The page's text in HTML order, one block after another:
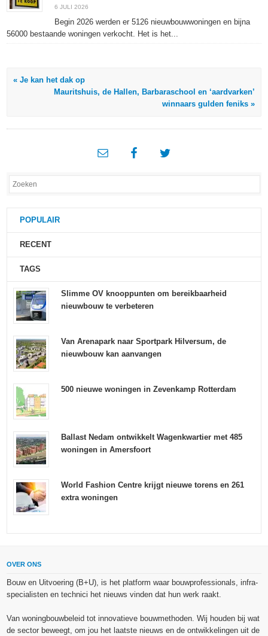
6 JULI 2026
Begin 2026 werden er 5126 nieuwbouwwoningen en bijna
56000 bestaande woningen verkocht. Het is het...
« Je kan het dak op
Mauritshuis, de Hallen, Barbaraschool en ‘aardvarken’
winnaars gulden feniks »
POPULAIR
RECENT
TAGS
Slimme OV knooppunten om bereikbaarheid
nieuwbouw te verbeteren
Van Arenapark naar Sportpark Hilversum, de
nieuwbouw kan aanvangen
500 nieuwe woningen in Zevenkamp Rotterdam
Ballast Nedam ontwikkelt Wagenkwartier met 485
woningen in Amersfoort
World Fashion Centre krijgt nieuwe torens en 261
extra woningen
OVER ONS
Bouw en Uitvoering (B+U), is het platform waar bouwprofessionals, infra-
specialisten en technici het nieuws vinden dat hun werk raakt.
Van woningbouwbeleid tot innovatieve bouwmethoden. Wij houden bij wat
de sector beweegt, om jou het laatste nieuws en de ontwikkelingen uit de